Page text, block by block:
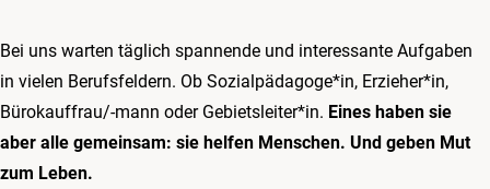
Bei uns warten täglich spannende und interessante Aufgaben
in vielen Berufsfeldern. Ob Sozialpädagoge*in, Erzieher*in,
Bürokauffrau/-mann oder Gebietsleiter*in. Eines haben sie
aber alle gemeinsam: sie helfen Menschen. Und geben Mut
zum Leben.